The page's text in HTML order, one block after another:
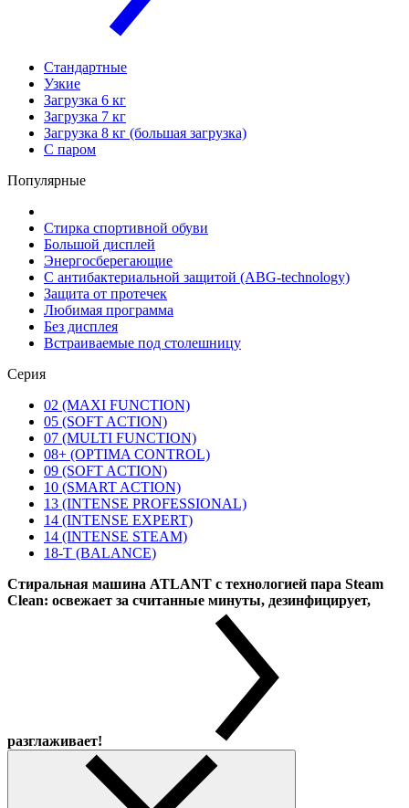
Стандартные
Узкие
Загрузка 6 кг
Загрузка 7 кг
Загрузка 8 кг (большая загрузка)
С паром
Популярные
Стирка спортивной обуви
Большой дисплей
Энергосберегающие
С антибактериальной защитой (ABG-technology)
Защита от протечек
Любимая программа
Без дисплея
Встраиваемые под столешницу
Серия
02 (MAXI FUNCTION)
05 (SOFT ACTION)
07 (MULTI FUNCTION)
08+ (OPTIMA CONTROL)
09 (SOFT ACTION)
10 (SMART ACTION)
13 (INTENSE PROFESSIONAL)
14 (INTENSE EXPERT)
14 (INTENSE STEAM)
18-T (BALANCE)
Стиральная машина ATLANT с технологией пара Steam
Clean: освежает за считанные минуты, дезинфицирует,
разглаживает!